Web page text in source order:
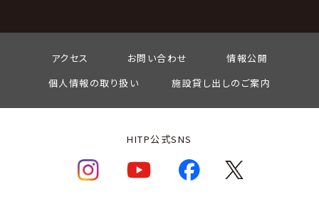
アクセス お問い合わせ
情報公開
個人情報の取り扱い
施設貸し出しのご案内
HITP公式SNS